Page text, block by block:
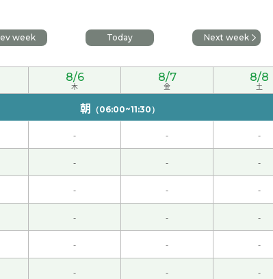
ってたんですね😅 昼間暑かったからか、疲れが顔
太伟大了。 真心希望一切都能越来越好。
孩子操心。 希望您的女儿也能平安、健康、快乐地
向补语吧！下次见。
恢复精神、真是太好了。
week Today Next week
8/6
木
8/7
金
8/8
土
朝 （06:00~11:30）
- - -
- - -
- - -
- - -
- - -
- - -